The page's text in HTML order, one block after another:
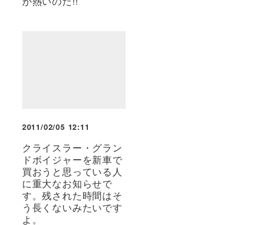
2011/02/05 12:11
クライスラー・グラン
ドボイジャーを新車で
買おうと思っている人
に重大なお知らせで
す。残された時間はそ
う長くないみたいです
よ。